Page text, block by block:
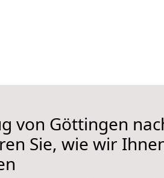
von Göttingen
Sie, wie wir